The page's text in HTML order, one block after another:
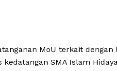
MoU terkait
SMA Islam